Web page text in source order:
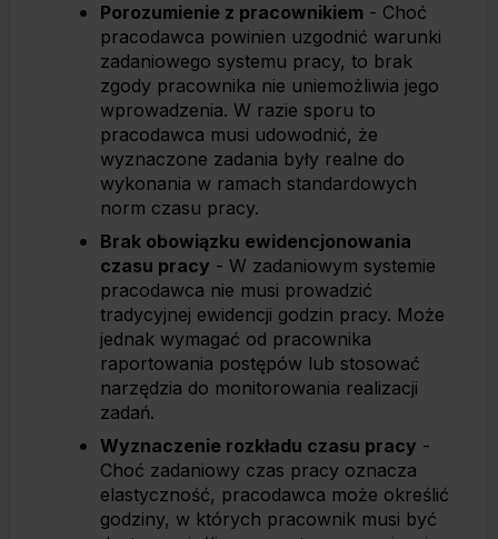
Porozumienie z pracownikiem - Choć
pracodawca powinien uzgodnić warunki
zadaniowego systemu pracy, to brak
zgody pracownika nie uniemożliwia jego
wprowadzenia. W razie sporu to
pracodawca musi udowodnić, że
wyznaczone zadania były realne do
wykonania w ramach standardowych
norm czasu pracy.
Brak obowiązku ewidencjonowania
czasu pracy - W zadaniowym systemie
pracodawca nie musi prowadzić
tradycyjnej ewidencji godzin pracy. Może
jednak wymagać od pracownika
raportowania postępów lub stosować
narzędzia do monitorowania realizacji
zadań.
Wyznaczenie rozkładu czasu pracy -
Choć zadaniowy czas pracy oznacza
elastyczność, pracodawca może określić
godziny, w których pracownik musi być